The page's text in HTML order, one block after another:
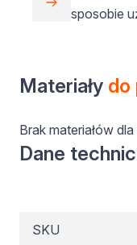
sposobie
Materiały do
Brak materiałów
Dane
SKU